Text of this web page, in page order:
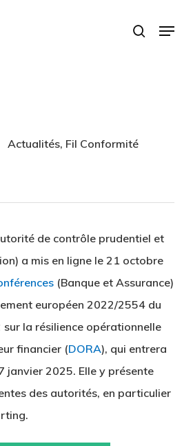
search
Menu
Actualités, Fil Conformité
de contrôle prudentiel et
a mis en ligne le 21 octobre
(Banque et Assurance)
européen 2022/2554 du
la résilience opérationnelle
financier (DORA), qui entrera
janvier 2025. Elle y présente
des autorités, en particulier